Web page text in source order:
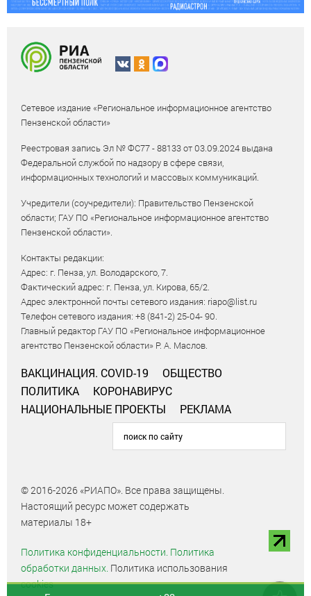
Сетевое издание «Региональное информационное агентство
Пензенской области»
Реестровая запись Эл № ФС77 - 88133 от 03.09.2024 выдана
Федеральной службой по надзору в сфере связи,
информационных технологий и массовых коммуникаций.
Учредители (соучредители): Правительство Пензенской
области; ГАУ ПО «Региональное информационное агентство
Пензенской области».
Контакты редакции:
Адрес: г. Пенза, ул. Володарского, 7.
Фактический адрес: г. Пенза, ул. Кирова, 65/2.
Адрес электронной почты сетевого издания: riapo@list.ru
Телефон сетевого издания: +8 (841-2) 25-04- 90.
Главный редактор ГАУ ПО «Региональное информационное
агентство Пензенской области» Р. А. Маслов.
ВАКЦИНАЦИЯ. COVID-19
ОБЩЕСТВО
ПОЛИТИКА
КОРОНАВИРУС
НАЦИОНАЛЬНЫЕ ПРОЕКТЫ
РЕКЛАМА
© 2016-2026 «РИАПО». Все права защищены.
Настоящий ресурс может содержать
материалы 18+
Политика конфиденциальности. Политика
обработки данных. Политика использования
cookies